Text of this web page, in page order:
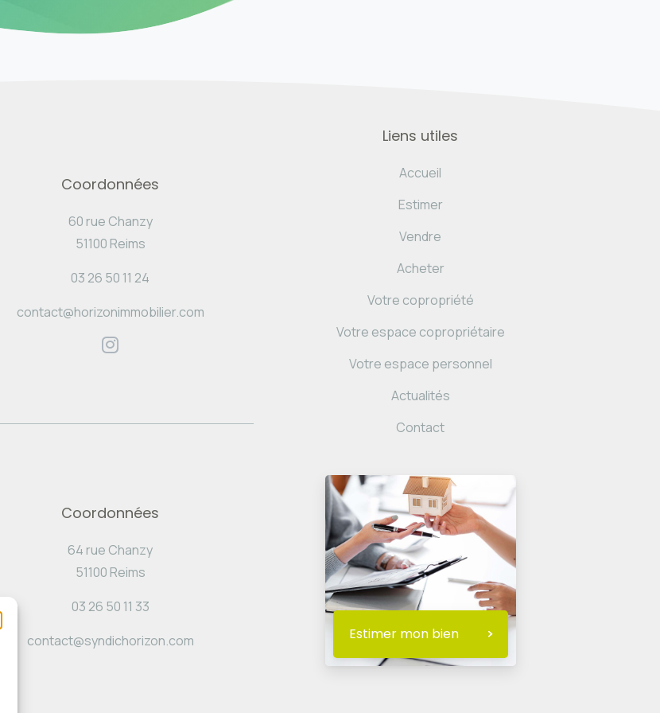
Coordonnées
60 rue Chanzy
51100 Reims
03 26 50 11 24
contact@horizonimmobilier.com
Coordonnées
64 rue Chanzy
51100 Reims
03 26 50 11 33
contact@syndichorizon.com
Liens utiles
Accueil
Estimer
Vendre
Acheter
Votre copropriété
Votre espace copropriétaire
Votre espace personnel
Actualités
Contact
Estimer mon bien